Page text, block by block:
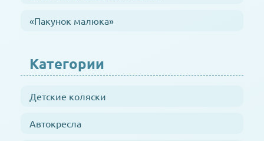
«Пакунок малюка»
Категории
Детские коляски
Автокресла